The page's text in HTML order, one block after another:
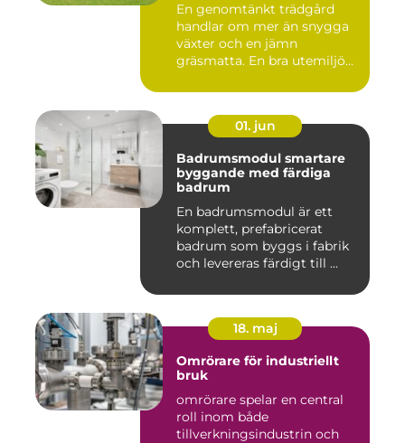
En genomtänkt trädgård
handlar om mer än snygga
växter och en jämn
gräsmatta. En bra utemiljö
01. jun
Badrumsmodul smartare
byggande med färdiga
badrum
En badrumsmodul är ett
komplett, prefabricerat
badrum som byggs i fabrik
och levereras färdigt till ...
18. maj
Omrörare för industriellt
bruk
omrörare spelar en central
roll inom både
tillverkningsindustrin och